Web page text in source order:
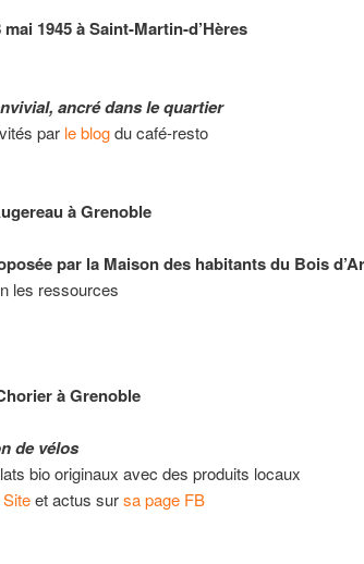
1945 à Saint-Martin-d’Hères
ancré dans le quartier
par le blogdu café-resto
à Grenoble
par la Maison des habitants du Bois
les ressources
à Grenoble
de vélos
bio originaux avec des produits locaux
et actus sursa page FB